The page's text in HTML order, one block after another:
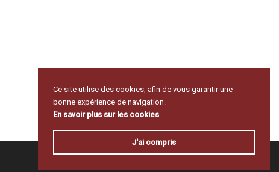
Ce site utilise des cookies, afin de vous garantir une
bonne expérience de navigation.
En savoir plus sur les cookies
J'ai compris